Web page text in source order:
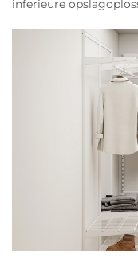
inferieure